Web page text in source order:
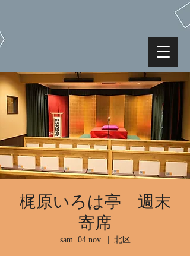
梶原いろは亭 週末
寄席
sam. 04 nov. 北区